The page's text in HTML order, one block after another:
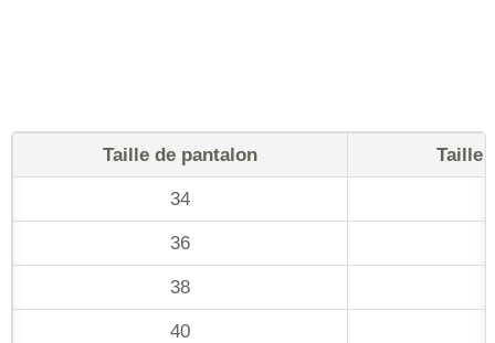
Taille de pantalon Taille
34
36
38
40